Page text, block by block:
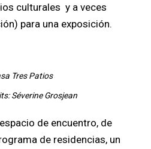
culturales y a veces
para una exposición.
Séverine Grosjean
de residencias, un